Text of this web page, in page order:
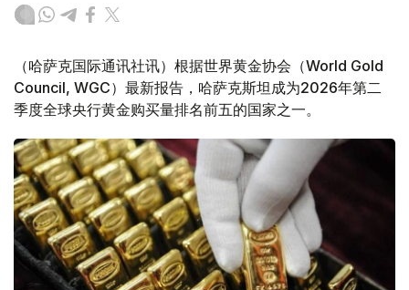
（哈萨克国际通讯社讯）根据世界黄金协会（World Gold
Council, WGC）最新报告，哈萨克斯坦成为2026年第二
季度全球央行黄金购买量排名前五的国家之一。